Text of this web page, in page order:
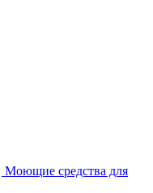
Моющие средства для